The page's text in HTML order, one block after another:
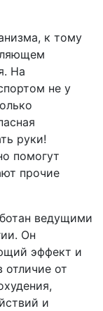
к тому
На
не у
руки!
помогут
прочие
ведущими
Он
эффект и
отличие от
и